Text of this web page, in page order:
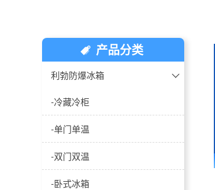
产品分类
利勃防爆冰箱
-冷藏冷柜
-单门单温
-双门双温
-卧式冰箱